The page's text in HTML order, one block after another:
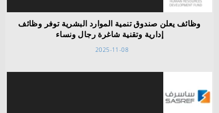
وظائف يعلن صندوق تنمية الموارد البشرية توفر وظائف
إدارية وتقنية شاغرة رجال ونساء
2025-11-08